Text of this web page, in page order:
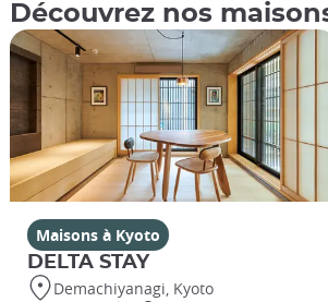
Découvrez nos
Maisons à Kyoto
DELTA STAY
Demachiyanagi, Kyoto